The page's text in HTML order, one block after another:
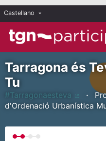
Castellano Triar la llengua
Tarragona és
Tu
#Tarragonaesteva
(Enlace
d'Ordenació Urbanística